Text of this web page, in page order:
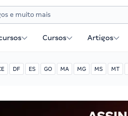
Cursos Artigos
DF ES GO MA MG MS MT